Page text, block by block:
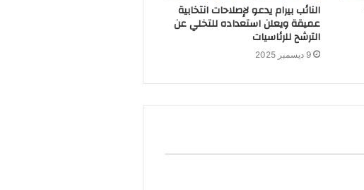
النائب بيرام يدعو لإصلاحات انتخابية
عميقة ويعلن استعداده للتخلي عن
الترشح للرئاسيات
9 ديسمبر 2025